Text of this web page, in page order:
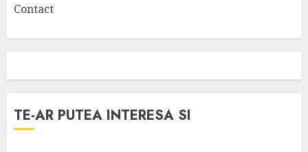
Contact
TE-AR PUTEA INTERESA SI